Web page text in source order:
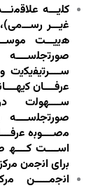
ﮐﻠﯾـــه
ﻏﯾـــر
ھﯾﯾـــت
ﺳــــرﺗﯾﻔﯾﮑﯾت
ﻋرﻓــــﺎن
ﺳــــﮭوﻟت در
ﺻورﺗﺟﻠﺳــــه
ﻣﺻــــوﺑه
اﺳــــت
ﺑرای اﻧﺟﻣن
اﻧﺟﻣـــــن